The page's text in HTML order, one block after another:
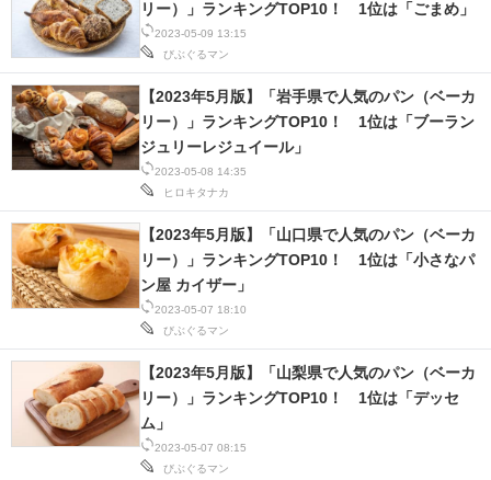
2023-05-09 13:15
びぶぐるマン
リー）」ランキングTOP10！ 1位は「ごまめ」
2023-05-08 14:35
ヒロキタナカ
【2023年5月版】「岩手県で人気のパン（ベーカ
リー）」ランキングTOP10！ 1位は「ブーラン
ジュリーレジュイール」
2023-05-07 18:10
びぶぐるマン
【2023年5月版】「山口県で人気のパン（ベーカ
リー）」ランキングTOP10！ 1位は「小さなパ
ン屋 カイザー」
2023-05-07 08:15
びぶぐるマン
【2023年5月版】「山梨県で人気のパン（ベーカ
リー）」ランキングTOP10！ 1位は「デッセ
ム」